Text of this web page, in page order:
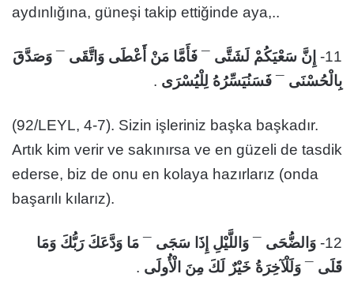
aydınlığına, güneşi takip ettiğinde aya,..
11- إِنَّ سَعْيَكُمْ لَشَتَّى ¯فَأَمَّا مَنْ أَعْطَى وَاتَّقَى ¯وَصَدَّقَ
بِالْحُسْنَى ¯فَسَنُيَسِّرُهُ لِلْيُسْرَى .
(92/LEYL, 4-7). Sizin işleriniz başka başkadır.
Artık kim verir ve sakınırsa ve en güzeli de tasdik
ederse, biz de onu en kolaya hazırlarız (onda
başarılı kılarız).
12- وَالضُّحَى ¯وَاللَّيْلِ إِذَا سَجَى ¯مَا وَدَّعَكَ رَبُّكَ وَمَا
قَلَى ¯وَلَلْآخِرَةُ خَيْرٌ لَكَ مِنَ الْأُولَى .